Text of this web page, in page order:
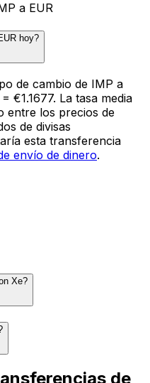
a EUR
hoy?
de cambio de IMP a
€1.1677. La tasa media
entre los precios de
de divisas
esta transferencia
envío de dinero.
Xe?
de